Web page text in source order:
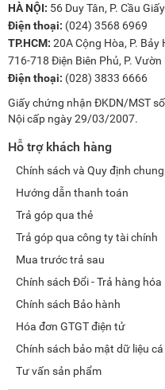
HÀ NỘI: 56 Duy Tân, P. Cầu
Điện thoại: (024) 3568 6969
TP.HCM: 20A Cộng Hòa, P. Bảy
716-718 Điện Biên Phủ, P. Vườn
Điện thoại: (028) 3833 6666
Giấy chứng nhận ĐKDN/MST số
Nội cấp ngày 29/03/2007.
Hỗ trợ khách hàng
Chính sách và Quy định chung
Hướng dẫn thanh toán
Trả góp qua thẻ
Trả góp qua công ty tài chính
Mua trước trả sau
Chính sách Đổi - Trả hàng hóa
Chính sách Bảo hành
Hóa đơn GTGT điện tử
Chính sách bảo mật dữ liệu
Tư vấn sản phẩm